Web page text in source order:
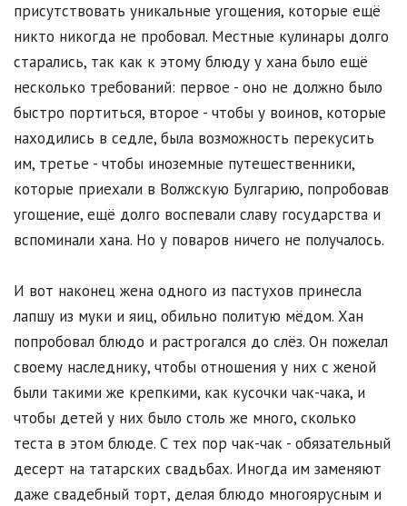
присутствовать уникальные угощения, которые ещё
никто никогда не пробовал. Местные кулинары долго
старались, так как к этому блюду у хана было ещё
несколько требований: первое - оно не должно было
быстро портиться, второе - чтобы у воинов, которые
находились в седле, была возможность перекусить
им, третье - чтобы иноземные путешественники,
которые приехали в Волжскую Булгарию, попробовав
угощение, ещё долго воспевали славу государства и
вспоминали хана. Но у поваров ничего не получалось.
И вот наконец жена одного из пастухов принесла
лапшу из муки и яиц, обильно политую мёдом. Хан
попробовал блюдо и растрогался до слёз. Он пожелал
своему наследнику, чтобы отношения у них с женой
были такими же крепкими, как кусочки чак-чака, и
чтобы детей у них было столь же много, сколько
теста в этом блюде. С тех пор чак-чак - обязательный
десерт на татарских свадьбах. Иногда им заменяют
даже свадебный торт, делая блюдо многоярусным и